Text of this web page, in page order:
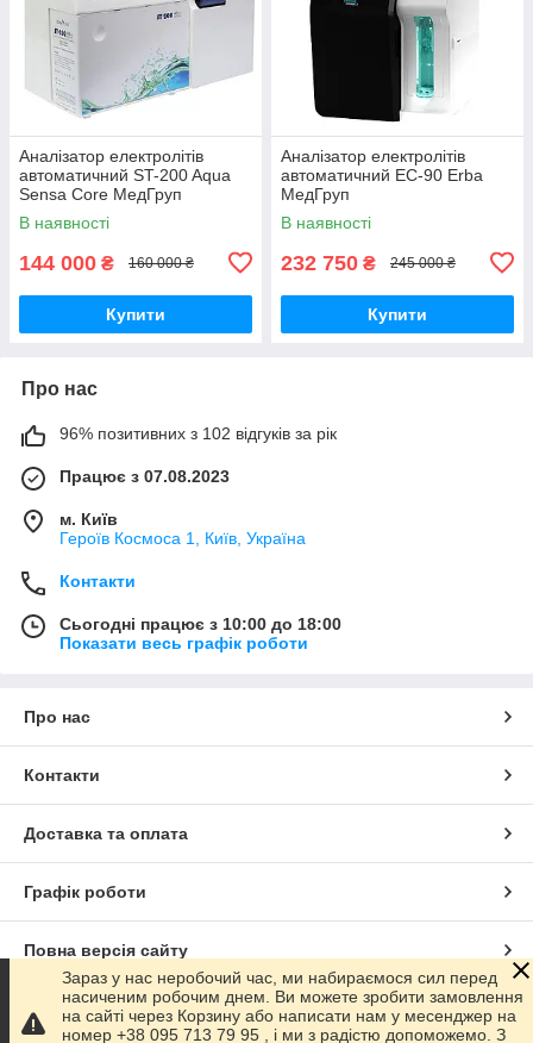
Аналізатор електролітів
автоматичний ST-200 Aqua
Sensa Core МедГруп
В наявності
144 000 ₴ 160 000 ₴
Купити
Аналізатор електролітів
автоматичний EC-90 Erba
МедГруп
В наявності
232 750 ₴ 245 000 ₴
Купити
Про нас
96% позитивних з 102 відгуків за рік
Працює з 07.08.2023
м. Київ
Героїв Космоса 1, Київ, Україна
Контакти
Сьогодні працює з 10:00 до 18:00
Показати весь графік роботи
Про нас
Контакти
Доставка та оплата
Графік роботи
Повна версія сайту
Сайт створено на маркетплейсі Prom.ua
Зараз у нас неробочий час, ми набираємося сил перед
насиченим робочим днем. Ви можете зробити замовлення
на сайті через Корзину або написати нам у месенджер на
номер +38 095 713 79 95 , і ми з радістю допоможемо. З